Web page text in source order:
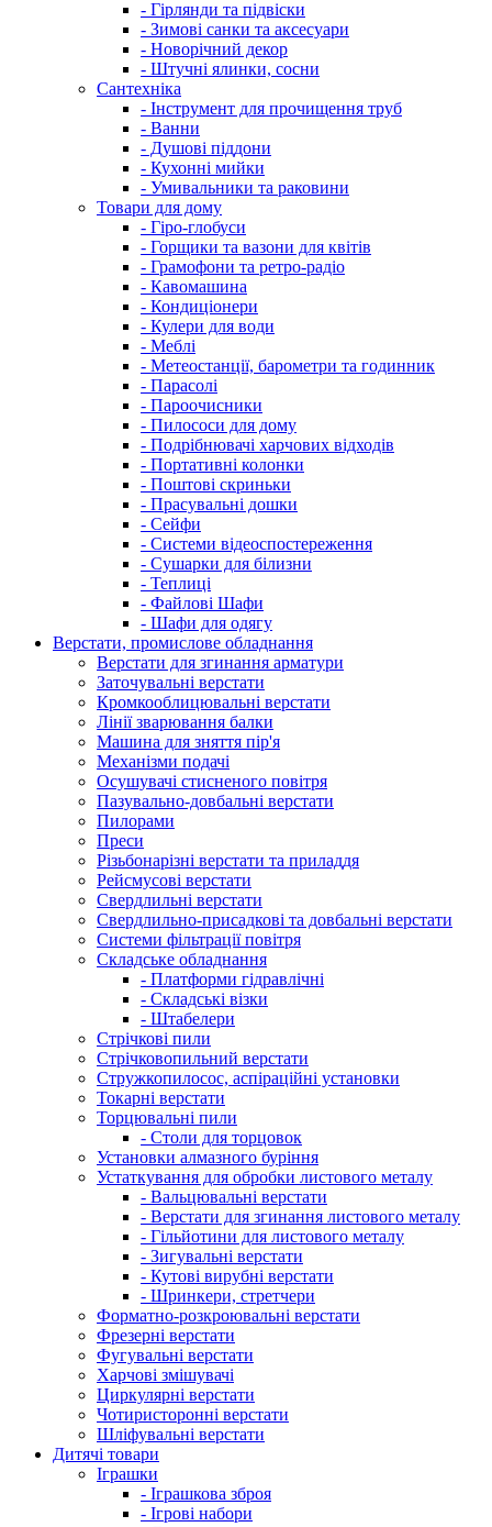
- Гірлянди та підвіски
- Зимові санки та аксесуари
- Новорічний декор
- Штучні ялинки, сосни
Сантехніка
- Інструмент для прочищення труб
- Ванни
- Душові піддони
- Кухонні мийки
- Умивальники та раковини
Товари для дому
- Гіро-глобуси
- Горщики та вазони для квітів
- Грамофони та ретро-радіо
- Кавомашина
- Кондиціонери
- Кулери для води
- Меблі
- Метеостанції, барометри та годинник
- Парасолі
- Пароочисники
- Пилососи для дому
- Подрібнювачі харчових відходів
- Портативні колонки
- Поштові скриньки
- Прасувальні дошки
- Сейфи
- Системи відеоспостереження
- Сушарки для білизни
- Теплиці
- Файлові Шафи
- Шафи для одягу
Верстати, промислове обладнання
Верстати для згинання арматури
Заточувальні верстати
Кромкооблицювальні верстати
Лінії зварювання балки
Машина для зняття пір'я
Механізми подачі
Осушувачі стисненого повітря
Пазувально-довбальні верстати
Пилорами
Преси
Різьбонарізні верстати та приладдя
Рейсмусові верстати
Свердлильні верстати
Свердлильно-присадкові та довбальні верстати
Системи фільтрації повітря
Складське обладнання
- Платформи гідравлічні
- Складські візки
- Штабелери
Стрічкові пили
Стрічковопильний верстати
Стружкопилосос, аспіраційні установки
Токарні верстати
Торцювальні пили
- Столи для торцовок
Установки алмазного буріння
Устаткування для обробки листового металу
- Вальцювальні верстати
- Верстати для згинання листового металу
- Гільйотини для листового металу
- Зигувальні верстати
- Кутові вирубні верстати
- Шринкери, стретчери
Форматно-розкроювальні верстати
Фрезерні верстати
Фугувальні верстати
Харчові змішувачі
Циркулярні верстати
Чотиристоронні верстати
Шліфувальні верстати
Дитячі товари
Іграшки
- Іграшкова зброя
- Ігрові набори